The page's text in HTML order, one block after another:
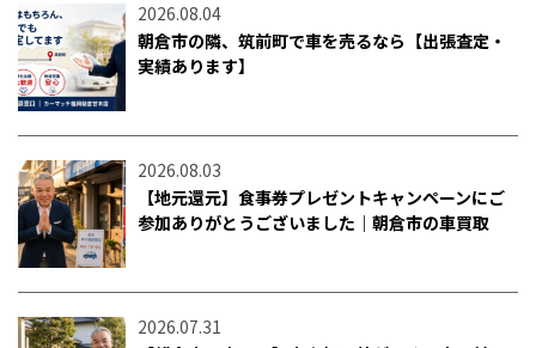
2026.08.04
朝倉市の隣、筑前町で車を売るなら【出張査定・
実績あります】
2026.08.03
【地元還元】食事券プレゼントキャンペーンにご
参加ありがとうございました｜朝倉市の車買取
2026.07.31